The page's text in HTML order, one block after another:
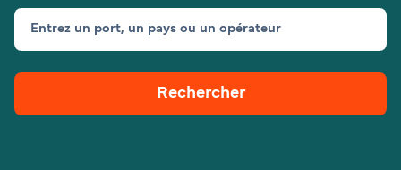
Traversées et ports
Canada (FR)
Mon Compte
Entrez un port, un pays ou un opérateur
Rechercher